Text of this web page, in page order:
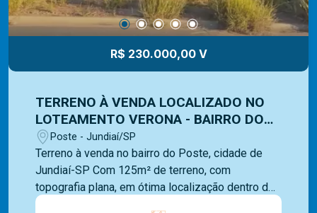
R$ 230.000,00 V
TERRENO À VENDA LOCALIZADO NO
LOTEAMENTO VERONA - BAIRRO DO
POSTE - JUNDIAÍ/SP
Poste - Jundiaí/SP
Terreno à venda no bairro do Poste, cidade de
Jundiaí-SP Com 125m² de terreno, com
topografia plana, em ótima localização dentro do
loteamento. **Loteamento aberto** Bairro